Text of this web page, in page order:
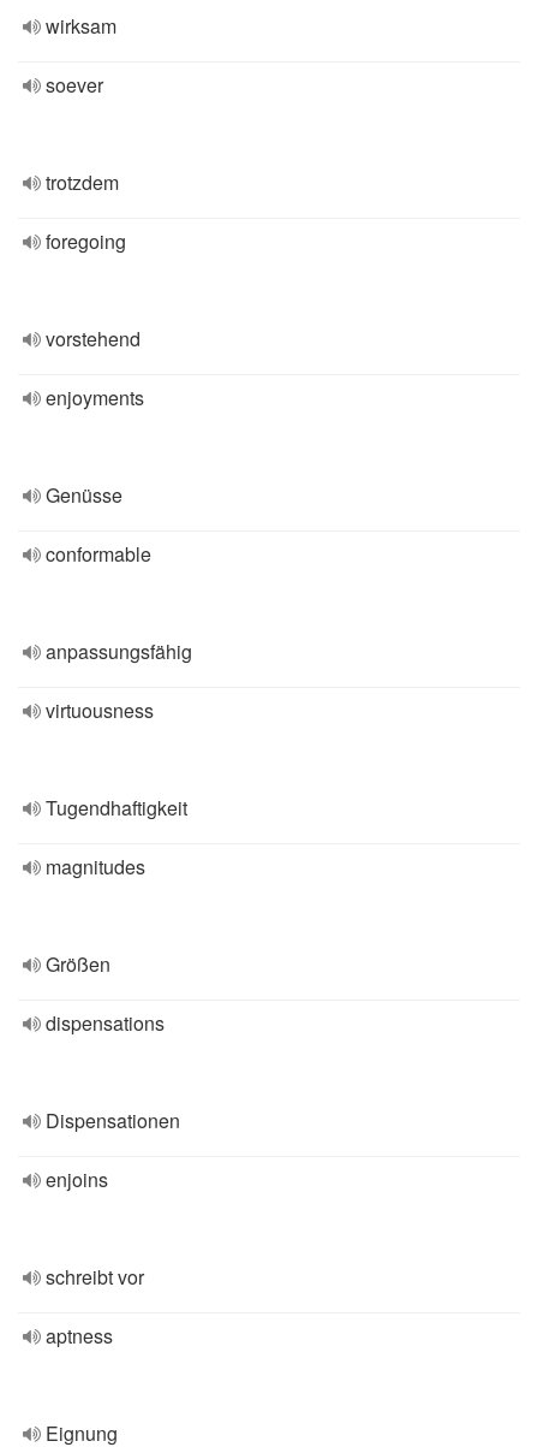
wirksam
soever
trotzdem
foregoing
vorstehend
enjoyments
Genüsse
conformable
anpassungsfähig
virtuousness
Tugendhaftigkeit
magnitudes
Größen
dispensations
Dispensationen
enjoins
schreibt vor
aptness
Eignung